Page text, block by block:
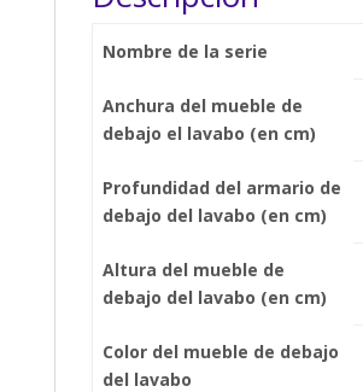
Nombre de la serie
Anchura del mueble de
debajo el lavabo (en cm)
Profundidad del armario de
debajo del lavabo (en cm)
Altura del mueble de
debajo del lavabo (en cm)
Color del mueble de debajo
del lavabo